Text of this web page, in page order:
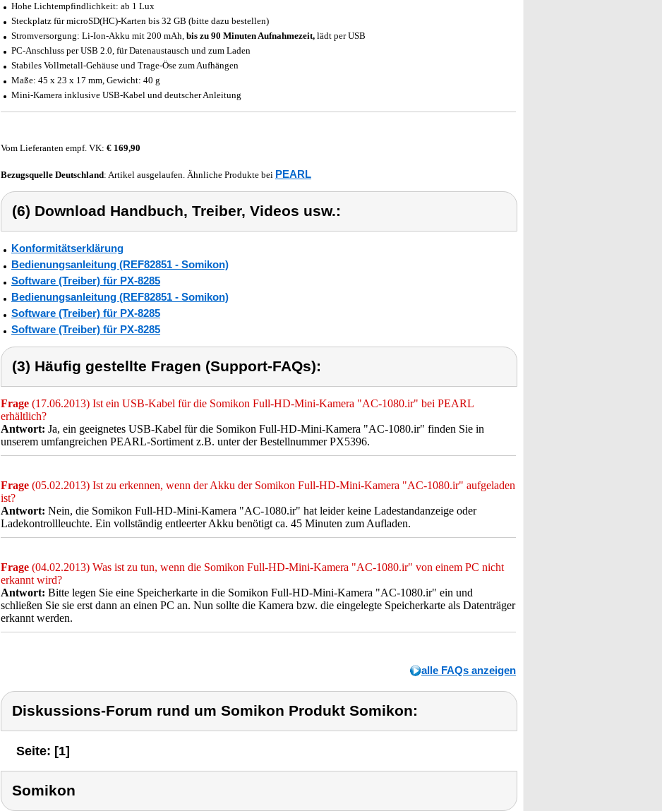
Hohe Lichtempfindlichkeit: ab 1 Lux
Steckplatz für microSD(HC)-Karten bis 32 GB (bitte dazu bestellen)
Stromversorgung: Li-Ion-Akku mit 200 mAh, bis zu 90 Minuten Aufnahmezeit, lädt per USB
PC-Anschluss per USB 2.0, für Datenaustausch und zum Laden
Stabiles Vollmetall-Gehäuse und Trage-Öse zum Aufhängen
Maße: 45 x 23 x 17 mm, Gewicht: 40 g
Mini-Kamera inklusive USB-Kabel und deutscher Anleitung
Vom Lieferanten empf. VK: € 169,90
Bezugsquelle Deutschland: Artikel ausgelaufen. Ähnliche Produkte bei PEARL
(6) Download Handbuch, Treiber, Videos usw.:
Konformitätserklärung
Bedienungsanleitung (REF82851 - Somikon)
Software (Treiber) für PX-8285
Bedienungsanleitung (REF82851 - Somikon)
Software (Treiber) für PX-8285
Software (Treiber) für PX-8285
(3) Häufig gestellte Fragen (Support-FAQs):
Frage (17.06.2013) Ist ein USB-Kabel für die Somikon Full-HD-Mini-Kamera "AC-1080.ir" bei PEARL
erhältlich?
Antwort: Ja, ein geeignetes USB-Kabel für die Somikon Full-HD-Mini-Kamera "AC-1080.ir" finden Sie in
unserem umfangreichen PEARL-Sortiment z.B. unter der Bestellnummer PX5396.
Frage (05.02.2013) Ist zu erkennen, wenn der Akku der Somikon Full-HD-Mini-Kamera "AC-1080.ir" aufgeladen
ist?
Antwort: Nein, die Somikon Full-HD-Mini-Kamera "AC-1080.ir" hat leider keine Ladestandanzeige oder
Ladekontrollleuchte. Ein vollständig entleerter Akku benötigt ca. 45 Minuten zum Aufladen.
Frage (04.02.2013) Was ist zu tun, wenn die Somikon Full-HD-Mini-Kamera "AC-1080.ir" von einem PC nicht
erkannt wird?
Antwort: Bitte legen Sie eine Speicherkarte in die Somikon Full-HD-Mini-Kamera "AC-1080.ir" ein und
schließen Sie sie erst dann an einen PC an. Nun sollte die Kamera bzw. die eingelegte Speicherkarte als Datenträger
erkannt werden.
alle FAQs anzeigen
Diskussions-Forum rund um Somikon Produkt Somikon:
Seite: [1]
Somikon